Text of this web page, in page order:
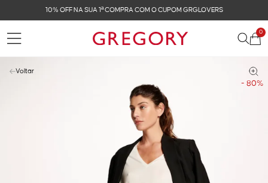
NA SUA 1ª COMPRA COM O CUPOM GRGLOVERS
0
- 80%
Voltar